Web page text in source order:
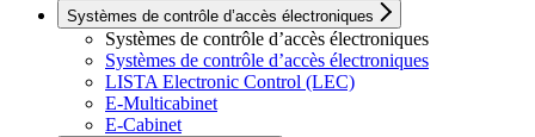
Systèmes de contrôle d’accès électroniques
Systèmes de contrôle d’accès électroniques
Systèmes de contrôle d’accès électroniques
LISTA Electronic Control (LEC)
E-Multicabinet
E-Cabinet